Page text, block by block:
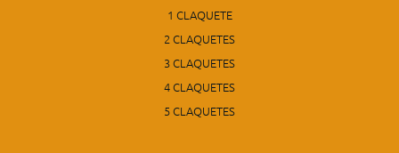
1 CLAQUETE
2 CLAQUETES
3 CLAQUETES
4 CLAQUETES
5 CLAQUETES